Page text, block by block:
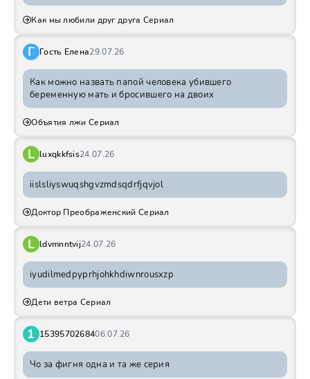
Как мы любили друг друга Сериал
Г Гость Елена29.07.26
Как можно назвать папой человека убившего
беременную мать и бросившего на двоих
Объятия лжи Сериал
L luxqkkfsis24.07.26
iislsliyswuqshgvzmdsqdrfjqvjol
Доктор Преображенский Сериал
L ldvmnntvij24.07.26
iyudilmedpyprhjohkhdiwnrousxzp
Дети ветра Сериал
1 1539570268406.07.26
Чо за фигня одна и та же серия